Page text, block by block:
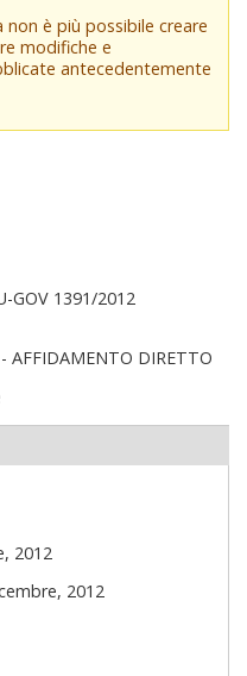
è più possibile creare
modifiche e
antecedentemente
GOV 1391/2012
AFFIDAMENTO DIRETTO
2012
2012